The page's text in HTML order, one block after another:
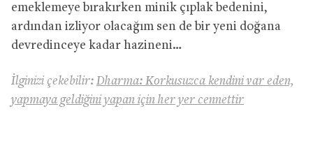
emeklemeye bırakırken minik çıplak bedenini,
ardından izliyor olacağım sen de bir yeni doğana
devredinceye kadar hazineni…
İlginizi çekebilir: Dharma: Korkusuzca kendini var eden,
yapmaya geldiğini yapan için her yer cennettir